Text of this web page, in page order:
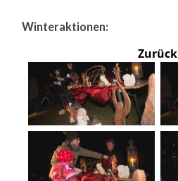
Winteraktionen:
Zurück